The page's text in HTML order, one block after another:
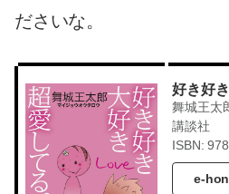
ださいな。
好き好
舞城王太
講談社
ISBN:
e-